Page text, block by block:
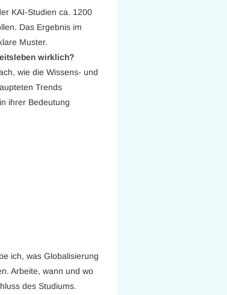
KAI-Studien ca. 1200
Das Ergebnis im
Muster.
wirklich?
wie die Wissens- und
Trends
ihrer Bedeutung
ich, was Globalisierung
Arbeite, wann und wo
des Studiums.